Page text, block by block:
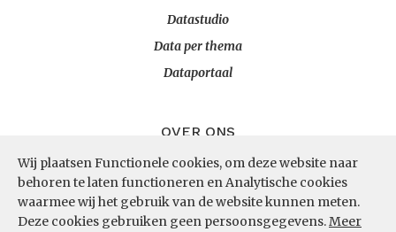
Wij plaatsen Functionele cookies, om deze website naar
behoren te laten functioneren en Analytische cookies
waarmee wij het gebruik van de website kunnen meten.
Deze cookies gebruiken geen persoonsgegevens.Meer
Datastudio
Data per thema
Dataportaal
OVER ONS
InZicht
Contact